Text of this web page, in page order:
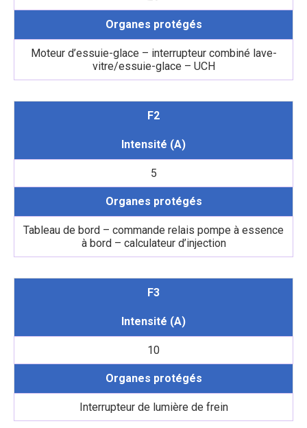
Organes protégés
Moteur d’essuie-glace – interrupteur combiné lave-
vitre/essuie-glace – UCH
F2
Intensité (A)
5
Organes protégés
Tableau de bord – commande relais pompe à essence
à bord – calculateur d’injection
F3
Intensité (A)
10
Organes protégés
Interrupteur de lumière de frein